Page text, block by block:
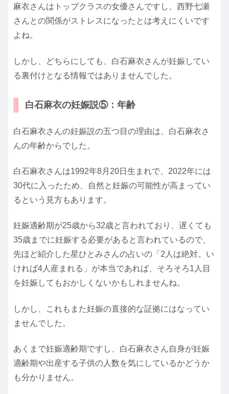
麻衣さんはトップクラスの女優さんですし、西野七瀬
さんとの関係がストレスになったとは考えにくいです
よね。
しかし、どちらにしても、白石麻衣さんが妊娠してい
る裏付けとなる情報ではありませんでした。
白石麻衣の妊娠説⑤：年齢
白石麻衣さんの妊娠説の五つ目の理由は、白石麻衣さ
んの年齢からでした。
白石麻衣さんは1992年8月20日生まれで、2022年には
30代に入ったため、自然と妊娠の可能性が高まってい
るという見方もあります。
妊娠適齢期が25歳から32歳と言われており、遅くても
35歳までに妊娠する必要があると言われているので、
先ほど紹介した星ひとみさんの占いの「2人は絶対。い
ければ4人産まれる」が本当であれば、そろそろ1人目
を妊娠してもおかしくないかもしれませんね。
しかし、これもまた妊娠の直接的な証拠にはなってい
ませんでした。
あくまで妊娠適齢期ですし、白石麻衣さん自身が妊娠
適齢期や出産する子供の人数を気にしているかどうか
も分かりません。